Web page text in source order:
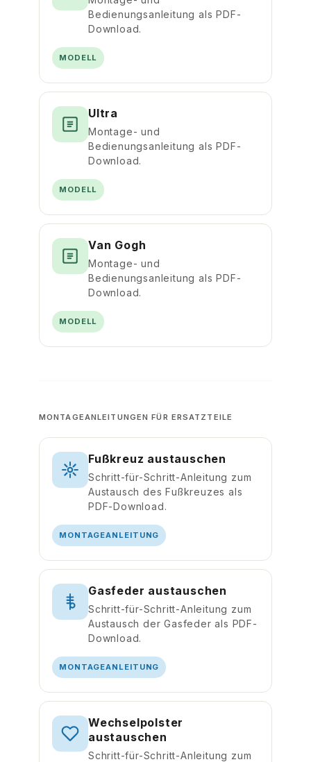
Bedienungsanleitung als PDF-
Download.
MODELL
Ultra
Montage- und
Bedienungsanleitung als PDF-
Download.
MODELL
Van Gogh
Montage- und
Bedienungsanleitung als PDF-
Download.
MODELL
MONTAGEANLEITUNGEN FÜR ERSATZTEILE
Fußkreuz austauschen
Schritt-für-Schritt-Anleitung zum
Austausch des Fußkreuzes als
PDF-Download.
MONTAGEANLEITUNG
Gasfeder austauschen
Schritt-für-Schritt-Anleitung zum
Austausch der Gasfeder als PDF-
Download.
MONTAGEANLEITUNG
Wechselpolster
austauschen
Schritt-für-Schritt-Anleitung zum